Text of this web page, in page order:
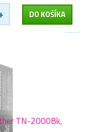
DO KOŠÍKA
TN-2000Bk,